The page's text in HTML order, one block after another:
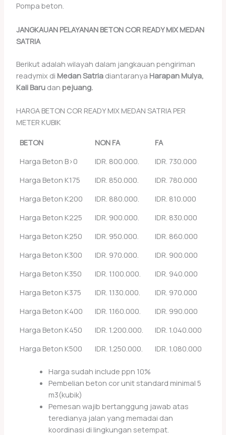
Pompa beton.
JANGKAUAN PELAYANAN BETON COR READY MIX MEDAN
SATRIA
Berikut adalah wilayah dalam jangkauan pengiriman
readymix di Medan Satriadiantaranya Harapan Mulya,
Kali Barudan pejuang.
HARGA BETON COR READY MIX MEDAN SATRIA PER
METER KUBIK
BETON NON FA
FA
Harga Beton B>0
IDR. 800.000.
IDR. 730.000
Harga Beton K175
IDR. 850.000.
IDR. 780.000
Harga Beton K200
IDR. 880.000.
IDR. 810.000
Harga Beton K225
IDR. 900.000.
IDR. 830.000
Harga Beton K250
IDR. 950.000.
IDR. 860.000
Harga Beton K300
IDR. 970.000.
IDR. 900.000
Harga Beton K350
IDR. 1.100.000.
IDR. 940.000
Harga Beton K375
IDR. 1.130.000.
IDR. 970.000
Harga Beton K400
IDR. 1.160.000.
IDR. 990.000
Harga Beton K450
IDR. 1.200.000.
IDR. 1.040.000
Harga Beton K500
IDR. 1.250.000. IDR. 1.080.000
Harga sudah include ppn 10%
Pembelian beton cor unit standard minimal 5
m3(kubik)
Pemesan wajib bertanggung jawab atas
teredianya jalan yang memadai dan
koordinasi di lingkungan setempat.